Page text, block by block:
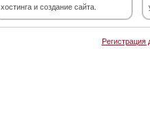
хостинга и создание сайта.
Регистрация